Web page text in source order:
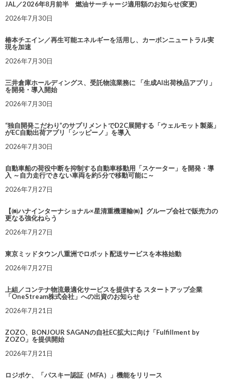
JAL／2026年8月前半 燃油サーチャージ適用額のお知らせ(変更)
2026年7月30日
椿本チエイン／再生可能エネルギーを活用し、カーボンニュートラル実
現を加速
2026年7月30日
三井倉庫ホールディングス、受託物流業務に 「生成AI出荷検品アプリ」
を開発・導入開始
2026年7月30日
“独自開発こだわり”のサプリメントでD2C展開する「ウェルモット製薬」
がEC自動出荷アプリ「シッピーノ」を導入
2026年7月30日
自動車船の荷役中断を抑制する自動車移動用「スケーター」を開発・導
入 ～自力走行できない車両を約5分で移動可能に～
2026年7月27日
【㈱ハナインターナショナル×星清重機運輸㈱】グループ会社で販売力の
更なる強化ねらう
2026年7月27日
東京ミッドタウン八重洲でロボット配送サービスを本格始動
2026年7月27日
上組／コンテナ物流最適化サービスを提供する スタートアップ企業
「OneStream株式会社」への出資のお知らせ
2026年7月21日
ZOZO、BONJOUR SAGANの自社EC拡大に向け「Fulfillment by
ZOZO」を提供開始
2026年7月21日
ロジポケ、「パスキー認証（MFA）」機能をリリース